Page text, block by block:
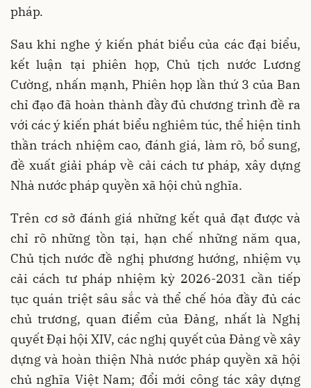
pháp.
Sau khi nghe ý kiến phát biểu của các đại biểu,
kết luận tại phiên họp, Chủ tịch nước Lương
Cường, nhấn mạnh, Phiên họp lần thứ 3 của Ban
chỉ đạo đã hoàn thành đầy đủ chương trình đề ra
với các ý kiến phát biểu nghiêm túc, thể hiện tinh
thần trách nhiệm cao, đánh giá, làm rõ, bổ sung,
đề xuất giải pháp về cải cách tư pháp, xây dựng
Nhà nước pháp quyền xã hội chủ nghĩa.
Trên cơ sở đánh giá những kết quả đạt được và
chỉ rõ những tồn tại, hạn chế những năm qua,
Chủ tịch nước đề nghị phương hướng, nhiệm vụ
cải cách tư pháp nhiệm kỳ 2026-2031 cần tiếp
tục quán triệt sâu sắc và thể chế hóa đầy đủ các
chủ trương, quan điểm của Đảng, nhất là Nghị
quyết Đại hội XIV, các nghị quyết của Đảng về xây
dựng và hoàn thiện Nhà nước pháp quyền xã hội
chủ nghĩa Việt Nam; đổi mới công tác xây dựng